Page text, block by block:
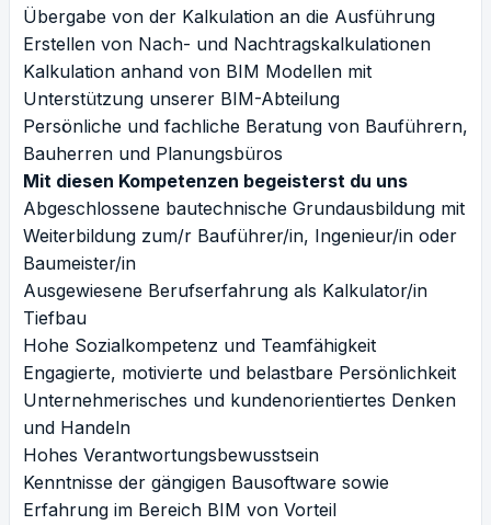
Übergabe von der Kalkulation an die Ausführung
Erstellen von Nach- und Nachtragskalkulationen
Kalkulation anhand von BIM Modellen mit
Unterstützung unserer BIM-Abteilung
Persönliche und fachliche Beratung von Bauführern,
Bauherren und Planungsbüros
Mit diesen Kompetenzen begeisterst du uns
Abgeschlossene bautechnische Grundausbildung mit
Weiterbildung zum/r Bauführer/in, Ingenieur/in oder
Baumeister/in
Ausgewiesene Berufserfahrung als Kalkulator/in
Tiefbau
Hohe Sozialkompetenz und Teamfähigkeit
Engagierte, motivierte und belastbare Persönlichkeit
Unternehmerisches und kundenorientiertes Denken
und Handeln
Hohes Verantwortungsbewusstsein
Kenntnisse der gängigen Bausoftware sowie
Erfahrung im Bereich BIM von Vorteil